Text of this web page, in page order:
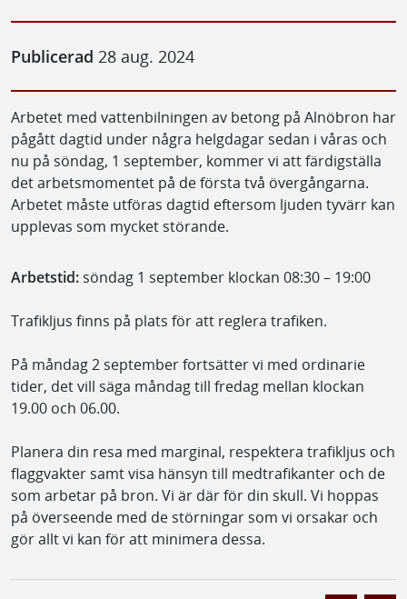
Publicerad 28 aug. 2024
Arbetet med vattenbilningen av betong på Alnöbron har
pågått dagtid under några helgdagar sedan i våras och
nu på söndag, 1 september, kommer vi att färdigställa
det arbetsmomentet på de första två övergångarna.
Arbetet måste utföras dagtid eftersom ljuden tyvärr kan
upplevas som mycket störande.
Arbetstid: söndag 1 september klockan 08:30 – 19:00
Trafikljus finns på plats för att reglera trafiken.
På måndag 2 september fortsätter vi med ordinarie
tider, det vill säga måndag till fredag mellan klockan
19.00 och 06.00.
Planera din resa med marginal, respektera trafikljus och
flaggvakter samt visa hänsyn till medtrafikanter och de
som arbetar på bron. Vi är där för din skull. Vi hoppas
på överseende med de störningar som vi orsakar och
gör allt vi kan för att minimera dessa.